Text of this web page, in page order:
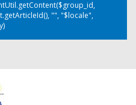
"", "$locale",